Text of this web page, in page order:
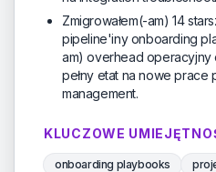
Zmigrowałem(-am) 14
pipeline'iny onboarding
am) overhead operacyjny
pełny etat na nowe
management.
KLUCZOWE
onboarding playbooks